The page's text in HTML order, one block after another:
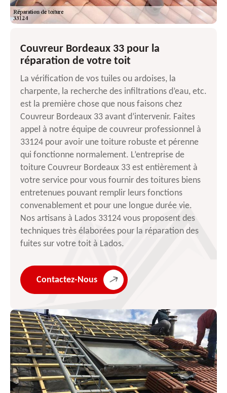
Couvreur Bordeaux 33 pour la
réparation de votre toit
La vérification de vos tuiles ou ardoises, la
charpente, la recherche des infiltrations d’eau, etc.
est la première chose que nous faisons chez
Couvreur Bordeaux 33 avant d’intervenir. Faites
appel à notre équipe de couvreur professionnel à
33124 pour avoir une toiture robuste et pérenne
qui fonctionne normalement. L’entreprise de
toiture Couvreur Bordeaux 33 est entièrement à
votre service pour vous fournir des toitures biens
entretenues pouvant remplir leurs fonctions
convenablement et pour une longue durée vie.
Nos artisans à Lados 33124 vous proposent des
techniques très élaborées pour la réparation des
fuites sur votre toit à Lados.
Contactez-Nous